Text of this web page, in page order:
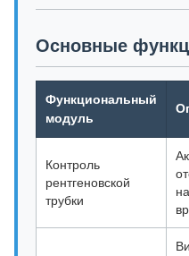
Основные
Функциональный
модуль
Контроль
рентгеновской
трубки